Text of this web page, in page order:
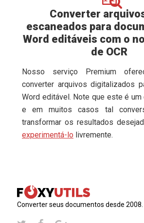
Converter
escaneados para
Word editáveis com o
de OCR
Nosso serviço Premium
converter arquivos digitalizados
Word editável. Note que este é
e em muitos casos tal
transformar os resultados
experimentá-lo livremente.
Converter seus documentos desde 2008.